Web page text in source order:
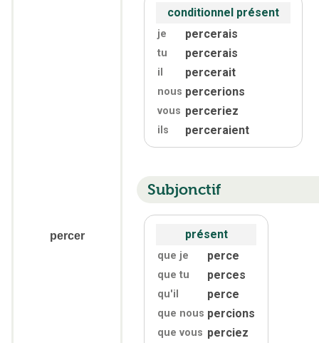
percer
conditionnel présent
je percerais
tu percerais
il percerait
nous percerions
vous perceriez
ils perceraient
Subjonctif
présent
que je perce
que tu perces
qu'il perce
que nous percions
que vous perciez